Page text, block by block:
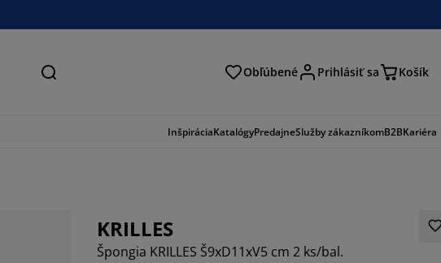
Hľadať Obľúbené Prihlásiť sa Košík
InšpiráciaKatalógyPredajneSlužby zákazníkomB2BKariéra
KRILLES
Špongia KRILLES Š9xD11xV5 cm 2 ks/bal.